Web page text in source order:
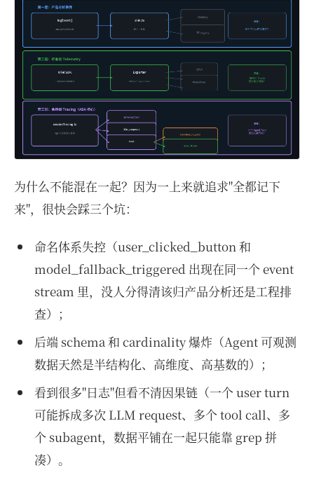
为什么不能混在一起？因为一上来就追求"全都记下
来"，很快会踩三个坑：
命名体系失控（user_clicked_button 和
model_fallback_triggered 出现在同一个 event
stream 里，没人分得清该归产品分析还是工程排
查）；
后端 schema 和 cardinality 爆炸（Agent 可观测
数据天然是半结构化、高维度、高基数的）；
看到很多"日志"但看不清因果链（一个 user turn
可能拆成多次 LLM request、多个 tool call、多
个 subagent，数据平铺在一起只能靠 grep 拼
凑）。